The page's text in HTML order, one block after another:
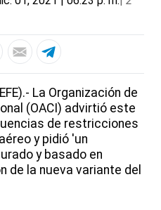
La Organización de
(OACI) advirtió este
de restricciones
y pidió 'un
y basado en
de la nueva variante del